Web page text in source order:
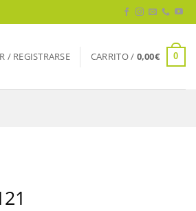
/ REGISTRARSE CARRITO / 0,00€ 0